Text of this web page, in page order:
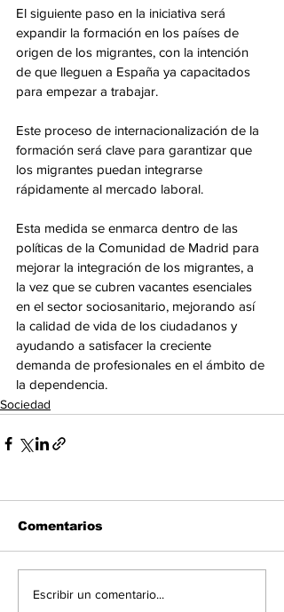
El siguiente paso en la iniciativa será
expandir la formación en los países de
origen de los migrantes, con la intención
de que lleguen a España ya capacitados
para empezar a trabajar.
Este proceso de internacionalización de la
formación será clave para garantizar que
los migrantes puedan integrarse
rápidamente al mercado laboral.
Esta medida se enmarca dentro de las
políticas de la Comunidad de Madrid para
mejorar la integración de los migrantes, a
la vez que se cubren vacantes esenciales
en el sector sociosanitario, mejorando así
la calidad de vida de los ciudadanos y
ayudando a satisfacer la creciente
demanda de profesionales en el ámbito de
la dependencia.
Sociedad
Comentarios
Escribir un comentario...